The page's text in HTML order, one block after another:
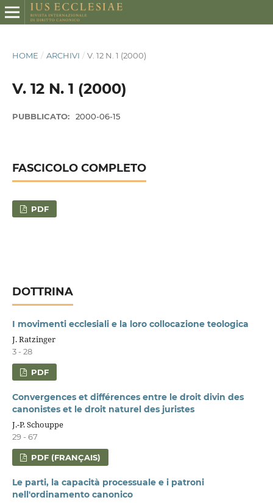
HOME / ARCHIVI / V. 12 N. 1 (2000)
V. 12 N. 1 (2000)
PUBBLICATO: 2000-06-15
FASCICOLO COMPLETO
PDF
DOTTRINA
I movimenti ecclesiali e la loro collocazione teologica
J. Ratzinger
3 - 28
PDF
Convergences et différences entre le droit divin des
canonistes et le droit naturel des juristes
J.-P. Schouppe
29 - 67
PDF (FRANÇAIS)
Le parti, la capacità processuale e i patroni
nell'ordinamento canonico